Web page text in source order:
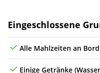
Leistungen
Eingeschlossene
Alle Mahlzeiten an Bord
Einige Getränke